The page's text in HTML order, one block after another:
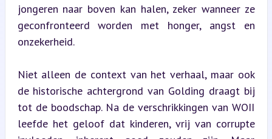
jongeren naar boven kan halen, zeker wanneer ze
geconfronteerd worden met honger, angst en
onzekerheid.
Niet alleen de context van het verhaal, maar ook
de historische achtergrond van Golding draagt bij
tot de boodschap. Na de verschrikkingen van WOII
leefde het geloof dat kinderen, vrij van corrupte